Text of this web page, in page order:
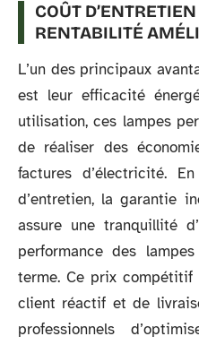
COÛT
RENTABILITÉ
L’un des principaux
est leur efficacité
utilisation, ces lampes
de réaliser des
factures d’électricité.
d’entretien, la garantie
assure une tranquillité
performance des
terme. Ce prix compétitif
client réactif et de
professionnels